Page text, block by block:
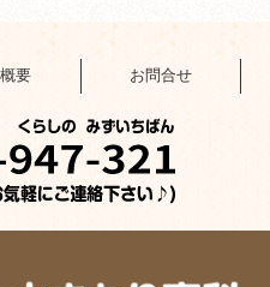
要 お問合せ